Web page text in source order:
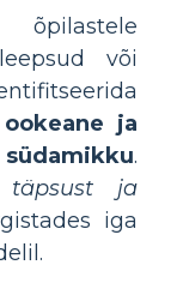
või
ja
.
täpsust ja
iga